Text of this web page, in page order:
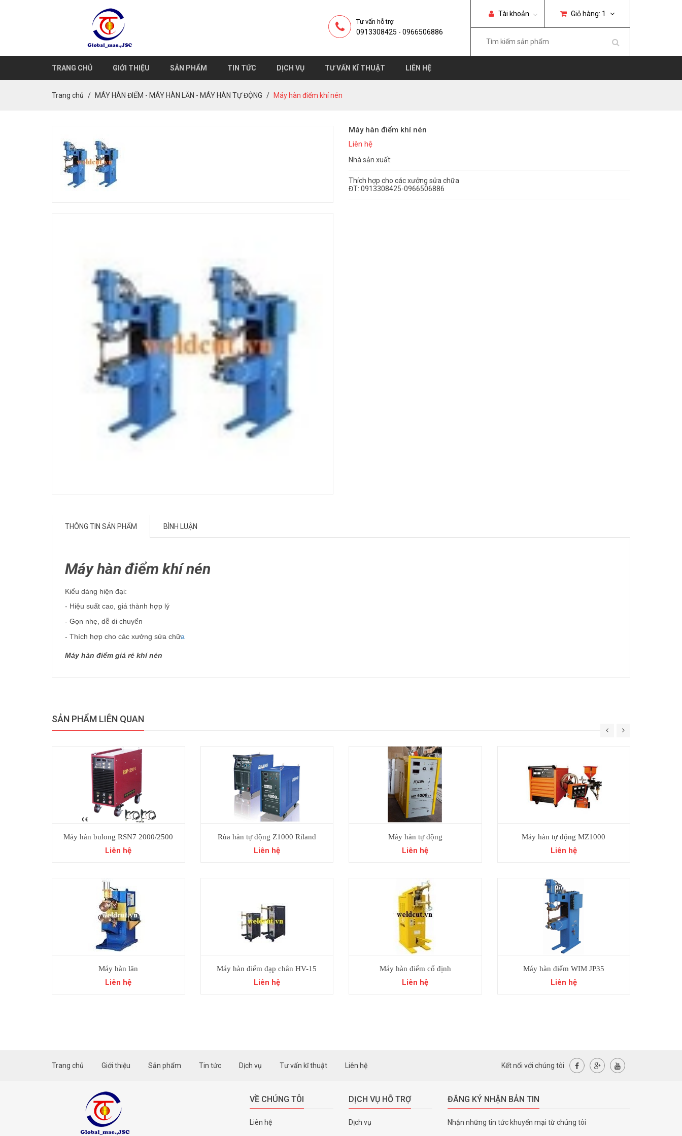
Tài khoản Giỏ hàng: 1
Tư vấn hỗ trợ
0913308425 - 0966506886
TRANG CHỦ GIỚI THIỆU SẢN PHẨM TIN TỨC DỊCH VỤ TƯ VẤN KĨ THUẬT LIÊN HỆ
Trang chủ MÁY HÀN ĐIỂM - MÁY HÀN LĂN - MÁY HÀN TỰ ĐỘNG Máy hàn điểm khí nén
Máy hàn điểm khí nén
Liên hệ
Nhà sản xuất:
Thích hợp cho các xưởng sửa chữa
ĐT: 0913308425-0966506886
THÔNG TIN SẢN PHẨM BÌNH LUẬN
Máy hàn điểm khí nén
Kiểu dáng hiện đại:
- Hiệu suất cao, giá thành hợp lý
- Gọn nhẹ, dễ di chuyển
- Thích hợp cho các xưởng sửa chữa
Máy hàn điểm giá rẻ khí nén
SẢN PHẨM LIÊN QUAN
Máy hàn bulong RSN7 2000/2500
Liên hệ
Rùa hàn tự động Z1000 Riland
Liên hệ
Máy hàn tự động
Liên hệ
Máy hàn tự động MZ1000
Liên hệ
Máy hàn lăn
Liên hệ
Máy hàn điểm đạp chân HV-15
Liên hệ
Máy hàn điểm cố định
Liên hệ
Máy hàn điểm WIM JP35
Liên hệ
Trang chủ Giới thiệu Sản phẩm Tin tức Dịch vụ Tư vấn kĩ thuật Liên hệ Kết nối với chúng tôi
VỀ CHÚNG TÔI
Liên hệ
DỊCH VỤ HỖ TRỢ
Dịch vụ
ĐĂNG KÝ NHẬN BẢN TIN
Nhận những tin tức khuyến mại từ chúng tôi